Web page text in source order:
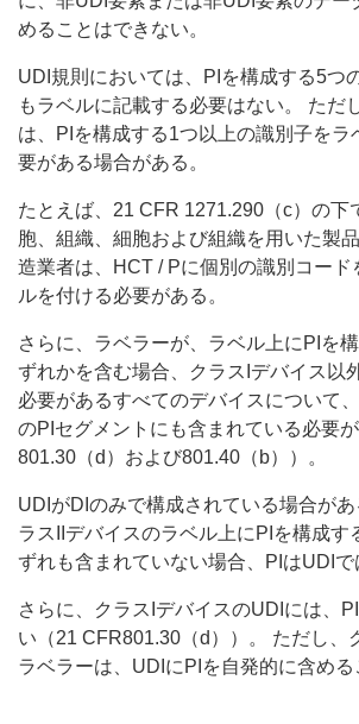
めることはできない。
UDI規則においては、PIを構成する5つ
もラベルに記載する必要はない。 ただ
は、PIを構成する1つ以上の識別子をラ
要がある場合がある。
たとえば、21 CFR 1271.290（c）の下
胞、組織、細胞および組織を用いた製
造業者は、HCT / Pに個別の識別コード
ルを付ける必要がある。
さらに、ラベラーが、ラベル上にPIを
ずれかを含む場合、クラスIデバイス以
必要があるすべてのデバイスについて
のPIセグメントにも含まれている必要
801.30（d）および801.40（b））。
UDIがDIのみで構成されている場合が
ラスIIデバイスのラベル上にPIを構成す
ずれも含まれていない場合、PIはUDIで
さらに、クラスIデバイスのUDIには、
い（21 CFR801.30（d））。 ただし、
ラベラーは、UDIにPIを自発的に含める